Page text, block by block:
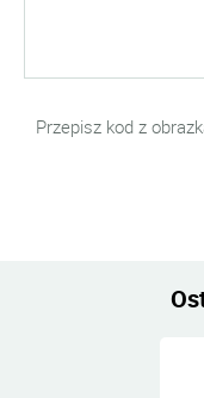
Przepisz kod z